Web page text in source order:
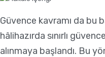
Güvence kavramı da bu
hâlihazırda sınırlı
alınmaya başlandı. Bu